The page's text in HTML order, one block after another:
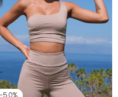
2022-12-30
jeszcze
2022-05-8
-50%